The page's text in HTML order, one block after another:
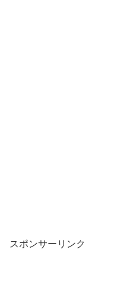
スポンサーリンク